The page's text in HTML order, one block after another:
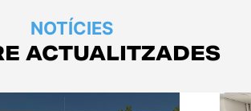
NOTÍCIES
ACTUALITZADES